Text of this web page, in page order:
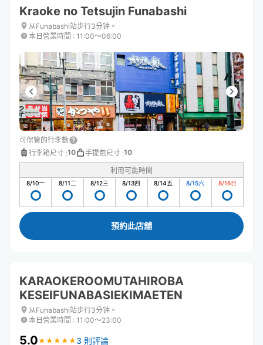
Kraoke no Tetsujin Funabashi
从Funabashi站步行3分钟。
本日營業時間 : 11:00〜06:00
可保管的行李數
行李箱尺寸 :10 手提包尺寸 :10
利用可能時間
8/10一 8/11二 8/12三 8/13四 8/14五 8/15六 8/16日
預約此店舖
KARAOKEROOMUTAHIROBA
KESEIFUNABASIEKIMAETEN
从Funabashi站步行3分钟。
本日營業時間 : 11:00〜23:00
5.0★ ★ ★ ★ ★
★ ★ ★ ★ ★ 3 則評論